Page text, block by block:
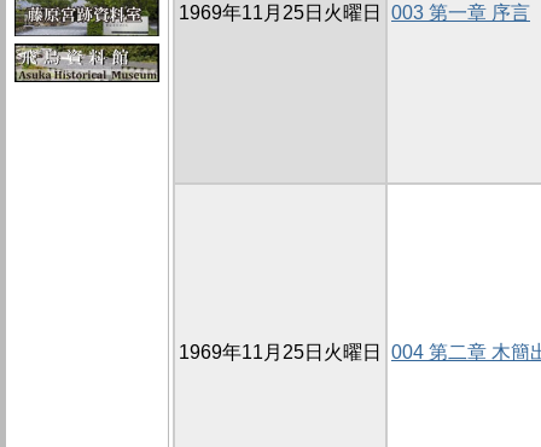
1969年11月25日火曜日 003 第一章 序言
1969年11月25日火曜日 004 第二章 木簡